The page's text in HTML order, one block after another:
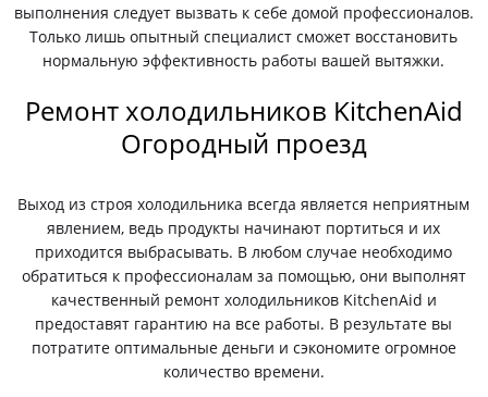
выполнения следует вызвать к себе домой профессионалов.
Только лишь опытный специалист сможет восстановить
нормальную эффективность работы вашей вытяжки.
Ремонт холодильников KitchenAid
Огородный проезд
Выход из строя холодильника всегда является неприятным
явлением, ведь продукты начинают портиться и их
приходится выбрасывать. В любом случае необходимо
обратиться к профессионалам за помощью, они выполнят
качественный ремонт холодильников KitchenAid и
предоставят гарантию на все работы. В результате вы
потратите оптимальные деньги и сэкономите огромное
количество времени.